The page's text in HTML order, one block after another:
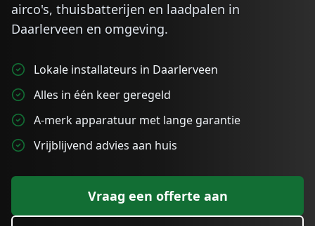
airco's, thuisbatterijen en laadpalen in
Daarlerveen en omgeving.
Lokale installateurs in Daarlerveen
Alles in één keer geregeld
A-merk apparatuur met lange garantie
Vrijblijvend advies aan huis
Vraag een offerte aan